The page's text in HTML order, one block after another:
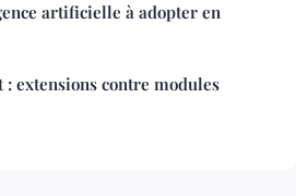
artificielle à adopter en
extensions contre modules